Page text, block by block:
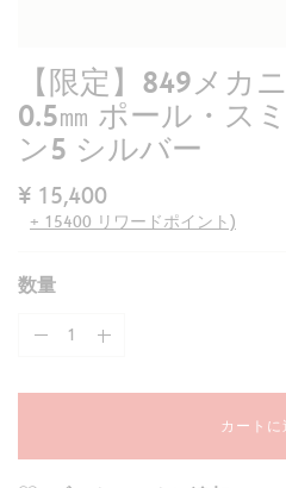
【限定】849メカ
0.5㎜ ポール・ス
ン5 シルバー
¥ 15,400
+ 15400 リワードポイント)
数量
カートに